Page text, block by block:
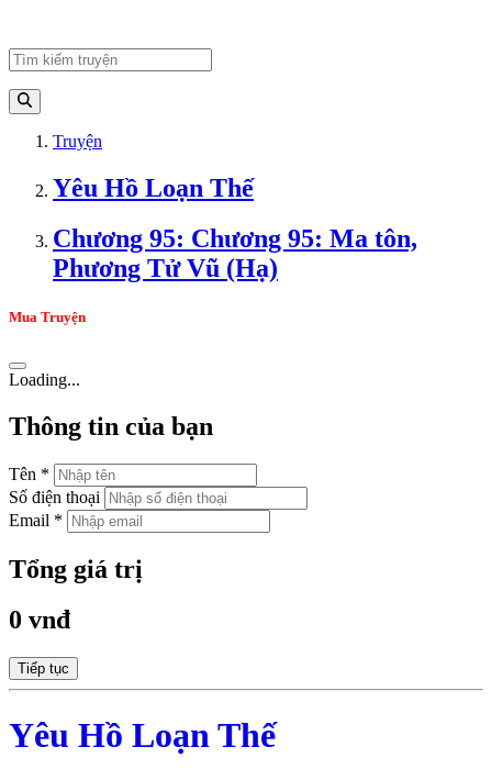
Truyện
Yêu Hồ Loạn Thế
Chương 95: Chương 95: Ma tôn,
Phương Tử Vũ (Hạ)
Mua Truyện
Loading...
Thông tin của bạn
Tên *
Số điện thoại
Email *
Tổng giá trị
0 vnđ
Tiếp tục
Yêu Hồ Loạn Thế